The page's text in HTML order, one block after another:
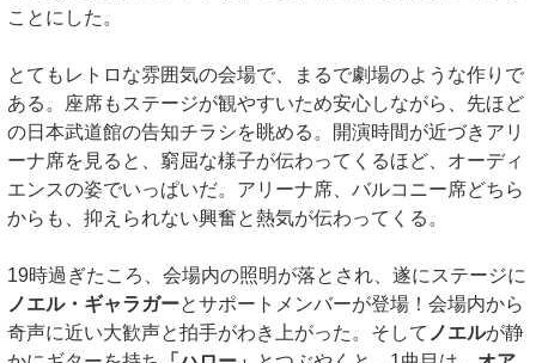
ことにした。
とてもレトロな雰囲気の会場で、まるで劇場のような作りで
ある。座席もステージが観やすいため安心しながら、先ほど
の日本武道館の告知チラシを眺める。開演時間が近づきアリ
ーナ席を見ると、窮屈な様子が伝わってくるほど、オーディ
エンスの姿でいっぱいだ。アリーナ席、バルコニー席どちら
からも、抑えられない興奮と熱気が伝わってくる。
19時過ぎたころ、会場内の照明が落とされ、遂にステージに
ノエル・ギャラガーとサポートメンバーが登場！会場内から
奇声に近い大歓声と拍手がわき上がった。そして ノエルが静